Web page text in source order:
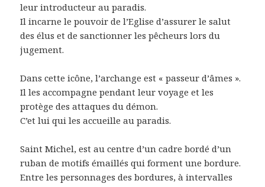
leur introducteur au paradis.
Il incarne le pouvoir de l’Eglise d’assurer le salut
des élus et de sanctionner les pêcheurs lors du
jugement.
Dans cette icône, l’archange est « passeur d’âmes ».
Il les accompagne pendant leur voyage et les
protège des attaques du démon.
C’et lui qui les accueille au paradis.
Saint Michel, est au centre d’un cadre bordé d’un
ruban de motifs émaillés qui forment une bordure.
Entre les personnages des bordures, à intervalles